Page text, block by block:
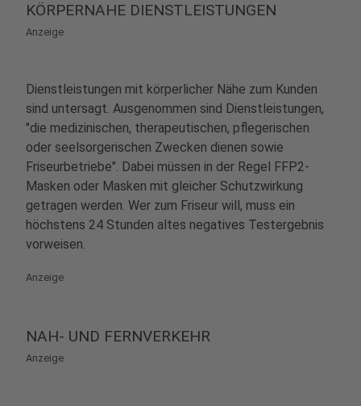
KÖRPERNAHE DIENSTLEISTUNGEN
Anzeige
Dienstleistungen mit körperlicher Nähe zum Kunden
sind untersagt. Ausgenommen sind Dienstleistungen,
"die medizinischen, therapeutischen, pflegerischen
oder seelsorgerischen Zwecken dienen sowie
Friseurbetriebe". Dabei müssen in der Regel FFP2-
Masken oder Masken mit gleicher Schutzwirkung
getragen werden. Wer zum Friseur will, muss ein
höchstens 24 Stunden altes negatives Testergebnis
vorweisen.
Anzeige
NAH- UND FERNVERKEHR
Anzeige